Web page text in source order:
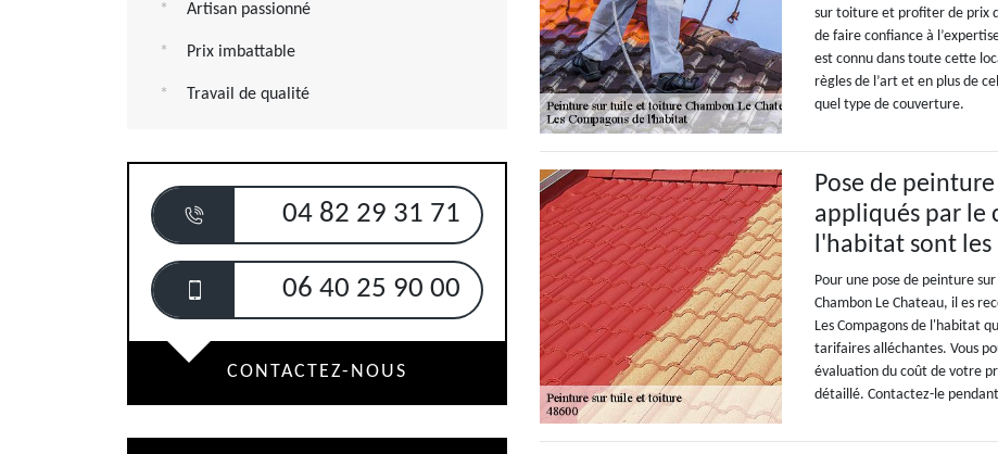
Artisan passionné
Prix imbattable
Travail de qualité
04 82 29 31 71
06 40 25 90 00
CONTACTEZ-NOUS
sur toiture et profiter de prix
de faire confiance à
est connu dans toute cette
règles de l’art et en plus de
quel type de couverture.
Pose de
appliqués par le
l'habitat sont les
Pour une pose de peinture
Chambon Le Chateau, il es
Les Compagons de l'habitat
tarifaires alléchantes. Vous
évaluation du coût de votre
détaillé. Contactez-le